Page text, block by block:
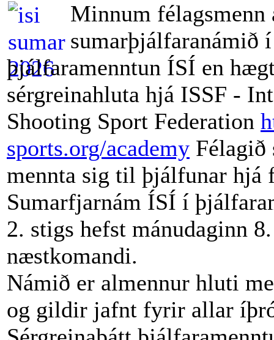
Minnum félagsmenn
sumarþjálfaranámið í
þjálfaramenntun ÍSÍ en
sérgreinahluta hjá ISSF -
Shooting Sport Federation
sports.org/academy Félagið
mennta sig til þjálfunar hjá
Sumarfjarnám ÍSÍ í
2. stigs hefst mánudaginn
næstkomandi.
Námið er almennur hluti
og gildir jafnt fyrir allar